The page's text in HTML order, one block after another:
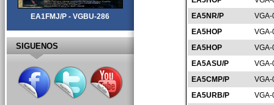
EA5NR/P
EA5HOP
EA5HOP
EA5ASU/P
EA5CMP/P
EA5URB/P
EA1FMJ/P - VGBU-286
SIGUENOS